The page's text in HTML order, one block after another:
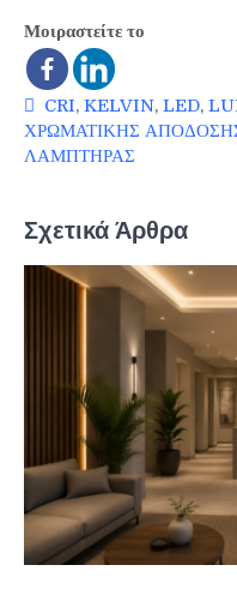
Μοιραστείτε το
CRI, KELVIN, LED,
ΧΡΩΜΑΤΙΚΗΣ
ΛΑΜΠΤΗΡΑΣ
Σχετικά Άρθρα